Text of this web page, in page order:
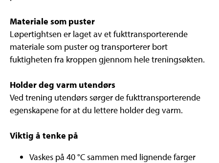
Materiale som puster
Løpertightsen er laget av et fukttransporterende
materiale som puster og transporterer bort
fuktigheten fra kroppen gjennom hele treningsøkten.
Holder deg varm utendørs
Ved trening utendørs sørger de fukttransporterende
egenskapene for at du lettere holder deg varm.
Viktig å tenke på
Vaskes på 40 °C sammen med lignende farger